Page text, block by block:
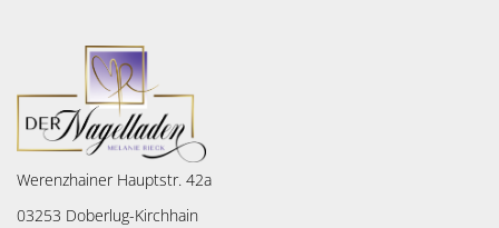
Werenzhainer Hauptstr. 42a
03253 Doberlug-Kirchhain